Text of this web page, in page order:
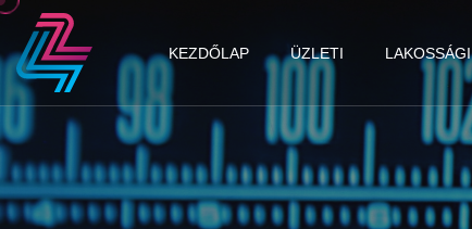
KEZDŐLAP ÜZLETI LAKOSSÁGI